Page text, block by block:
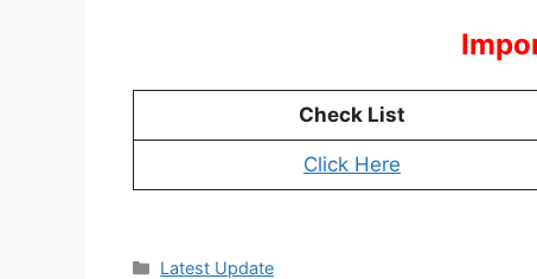
Check List
Click Here
Categories
Latest Update